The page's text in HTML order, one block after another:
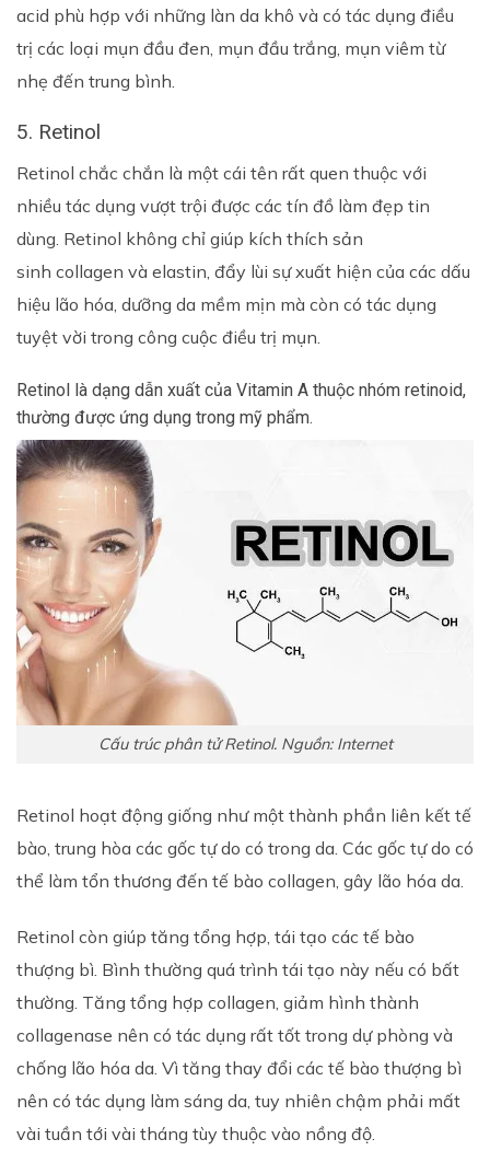
acid phù hợp với những làn da khô và có tác dụng điều
trị các loại mụn đầu đen, mụn đầu trắng, mụn viêm từ
nhẹ đến trung bình.
5. Retinol
Retinol chắc chắn là một cái tên rất quen thuộc với
nhiều tác dụng vượt trội được các tín đồ làm đẹp tin
dùng. Retinol không chỉ giúp kích thích sản
sinh collagen và elastin, đẩy lùi sự xuất hiện của các dấu
hiệu lão hóa, dưỡng da mềm mịn mà còn có tác dụng
tuyệt vời trong công cuộc điều trị mụn.
Retinol là dạng dẫn xuất của Vitamin A thuộc nhóm retinoid,
thường được ứng dụng trong mỹ phẩm.
Cấu trúc phân tử Retinol. Nguồn: Internet
Retinol hoạt động giống như một thành phần liên kết tế
bào, trung hòa các gốc tự do có trong da. Các gốc tự do có
thể làm tổn thương đến tế bào collagen, gây lão hóa da.
Retinol còn giúp tăng tổng hợp, tái tạo các tế bào
thượng bì. Bình thường quá trình tái tạo này nếu có bất
thường. Tăng tổng hợp collagen, giảm hình thành
collagenase nên có tác dụng rất tốt trong dự phòng và
chống lão hóa da. Vì tăng thay đổi các tế bào thượng bì
nên có tác dụng làm sáng da, tuy nhiên chậm phải mất
vài tuần tới vài tháng tùy thuộc vào nồng độ.